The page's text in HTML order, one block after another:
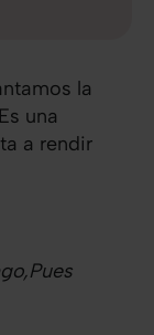
la
una
a rendir
Pues